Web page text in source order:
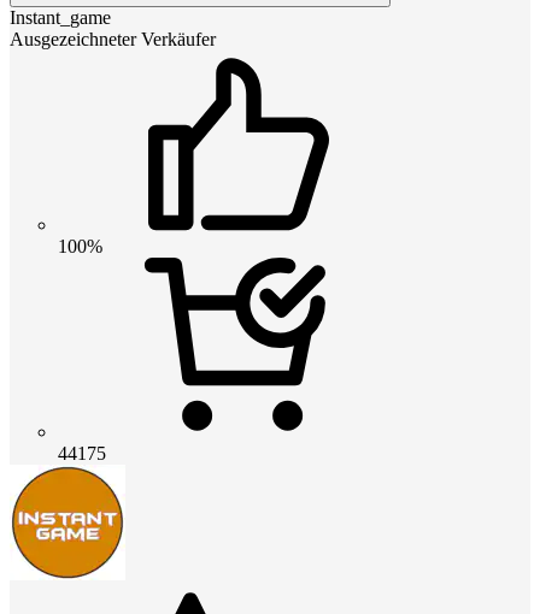
Instant_game
Ausgezeichneter Verkäufer
100%
44175